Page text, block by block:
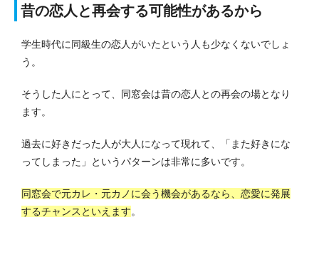
昔の恋人と再会する可能性があるから
学生時代に同級生の恋人がいたという人も少なくないでしょ
う。
そうした人にとって、同窓会は昔の恋人との再会の場となり
ます。
過去に好きだった人が大人になって現れて、「また好きにな
ってしまった」というパターンは非常に多いです。
同窓会で元カレ・元カノに会う機会があるなら、恋愛に発展
するチャンスといえます。